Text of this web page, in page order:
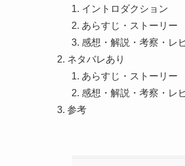
イントロダクション
あらすじ・ストーリー
感想・解説・考察・レ
ネタバレあり
あらすじ・ストーリー
感想・解説・考察・レ
参考